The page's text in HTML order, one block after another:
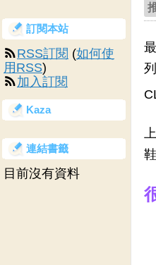
訂閱本站
RSS訂閱 (如何使
用RSS)
加入訂閱
Kaza
連結書籤
目前沒有資料